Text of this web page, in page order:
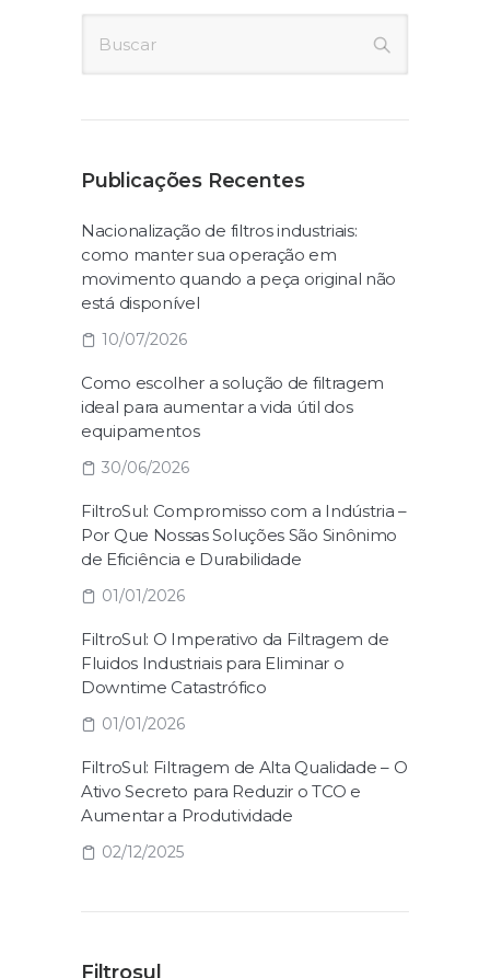
Publicações Recentes
Nacionalização de filtros industriais:
como manter sua operação em
movimento quando a peça original não
está disponível
10/07/2026
Como escolher a solução de filtragem
ideal para aumentar a vida útil dos
equipamentos
30/06/2026
FiltroSul: Compromisso com a Indústria –
Por Que Nossas Soluções São Sinônimo
de Eficiência e Durabilidade
01/01/2026
FiltroSul: O Imperativo da Filtragem de
Fluidos Industriais para Eliminar o
Downtime Catastrófico
01/01/2026
FiltroSul: Filtragem de Alta Qualidade – O
Ativo Secreto para Reduzir o TCO e
Aumentar a Produtividade
02/12/2025
Filtrosul